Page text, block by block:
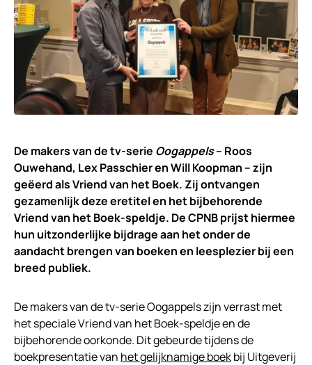
De makers van de tv-serie Oogappels– Roos
Ouwehand, Lex Passchier en Will Koopman – zijn
geëerd als Vriend van het Boek. Zij ontvangen
gezamenlijk deze eretitel en het bijbehorende
Vriend van het Boek-speldje. De CPNB prijst hiermee
hun uitzonderlijke bijdrage aan het onder de
aandacht brengen van boeken en leesplezier bij een
breed publiek.
De makers van de tv-serie Oogappels zijn verrast met
het speciale Vriend van het Boek-speldje en de
bijbehorende oorkonde. Dit gebeurde tijdens de
boekpresentatie van het gelijknamige boekbij Uitgeverij